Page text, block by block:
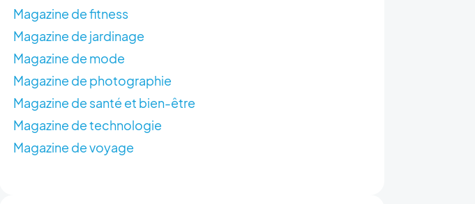
Magazine de fitness
Magazine de jardinage
Magazine de mode
Magazine de photographie
Magazine de santé et bien-être
Magazine de technologie
Magazine de voyage